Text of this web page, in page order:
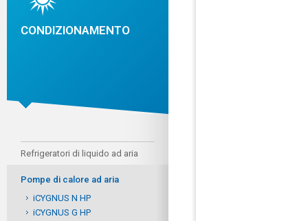
CONDIZIONAMENTO
Refrigeratori di liquido ad aria
Pompe di calore ad aria
iCYGNUS N HP
iCYGNUS G HP